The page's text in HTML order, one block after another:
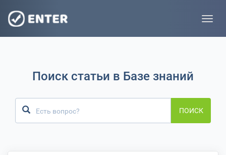
Toggle
Поиск статьи в Базе знаний
ПОИСК